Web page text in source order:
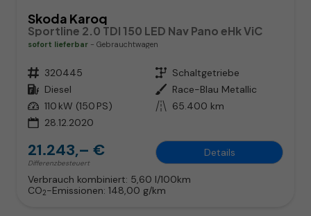
Skoda Karoq
Sportline 2.0 TDI 150 LED Nav Pano eHk ViC
sofort lieferbar Gebrauchtwagen
Fahrzeugnr. 320445 Getriebe Schaltgetriebe
Kraftstoff Diesel Außenfarbe Race-Blau Metallic
Leistung 110 kW (150 PS) Kilometerstand 65.400 km
28.12.2020
21.243,– €
Differenzbesteuert
Details
Verbrauch kombiniert: 5,60 l/100km
CO2-Emissionen: 148,00 g/km